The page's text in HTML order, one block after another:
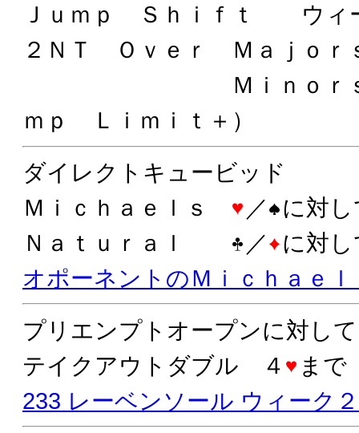
Ｊｕｍｐ Ｓｈｉｆｔ ウィ
２ＮＴ Ｏｖｅｒ Ｍａｊｏ
Ｍｉｎｏｒｓ Ｗ
ｍｐ Ｌｉｍｉｔ＋）
ダイレクトキュービッド
Ｍｉｃｈａｅｌｓ
／
に対
Ｎａｔｕｒａｌ
／
に対
オポーネントのＭｉｃｈａｅ
プリエンプトオープンに対して
テイクアウトダブル ４
まで
233 レーベンソール ウィーク